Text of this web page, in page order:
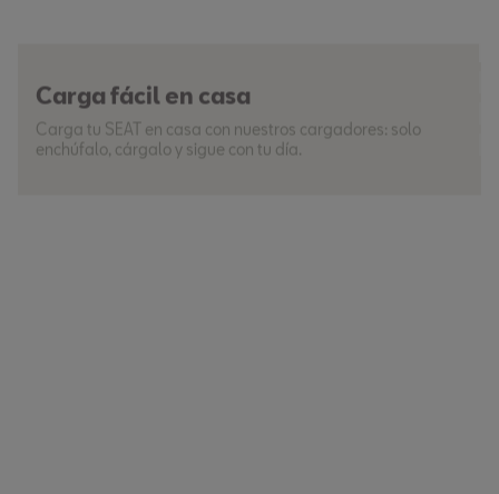
Carga fácil en casa
Carga tu SEAT en casa con nuestros cargadores: solo
enchúfalo, cárgalo y sigue con tu día.